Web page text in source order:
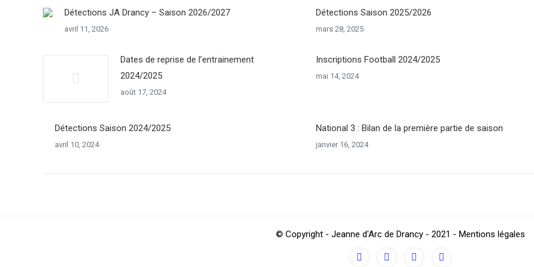
Détections JA Drancy – Saison 2026/2027
avril 11, 2026
Détections Saison 2025/2026
mars 28, 2025
Dates de reprise de l’entrainement
2024/2025
août 17, 2024
Inscriptions Football 2024/2025
mai 14, 2024
Détections Saison 2024/2025
avril 10, 2024
National 3 : Bilan de la première partie de saison
janvier 16, 2024
© Copyright - Jeanne d'Arc de Drancy - 2021 - Mentions légales